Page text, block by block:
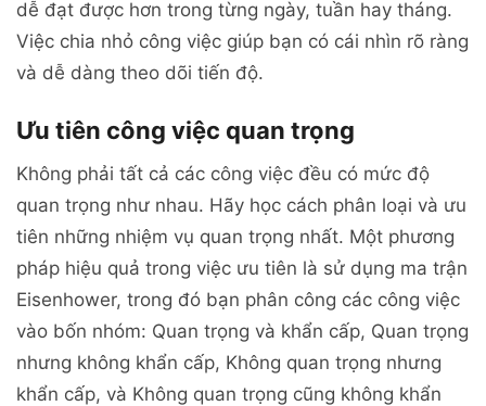
dễ đạt được hơn trong từng ngày, tuần hay tháng.
Việc chia nhỏ công việc giúp bạn có cái nhìn rõ ràng
và dễ dàng theo dõi tiến độ.
Ưu tiên công việc quan trọng
Không phải tất cả các công việc đều có mức độ
quan trọng như nhau. Hãy học cách phân loại và ưu
tiên những nhiệm vụ quan trọng nhất. Một phương
pháp hiệu quả trong việc ưu tiên là sử dụng ma trận
Eisenhower, trong đó bạn phân công các công việc
vào bốn nhóm: Quan trọng và khẩn cấp, Quan trọng
nhưng không khẩn cấp, Không quan trọng nhưng
khẩn cấp, và Không quan trọng cũng không khẩn